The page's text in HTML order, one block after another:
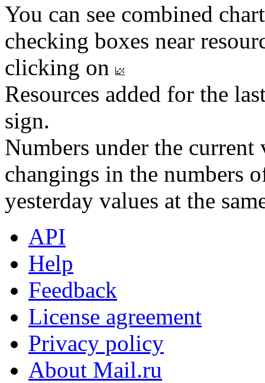
You can see combined
checking boxes near
clicking on
Resources added for the
sign.
Numbers under the
changings in the numbers
yesterday values at the
API
Help
Feedback
License agreement
Privacy policy
About Mail.ru